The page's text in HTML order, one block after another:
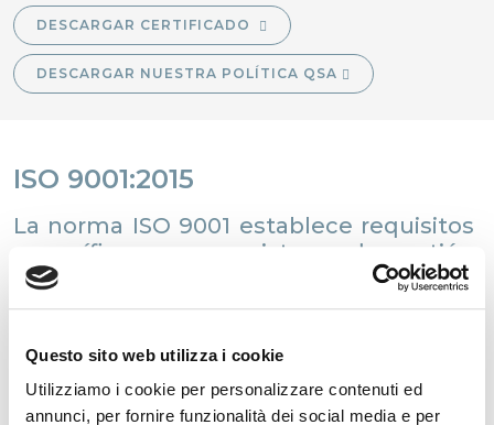
Questo sito web utilizza i cookie
Utilizziamo i cookie per personalizzare contenuti ed
annunci, per fornire funzionalità dei social media e per
DESCARGAR CERTIFICADO
DESCARGAR NUESTRA POLÍTICA QSA
ISO 9001:2015
La norma ISO 9001 establece requisitos
específicos para un sistema de gestión
de la calidad que mejore la capacidad
de una organización para suministrar
sistemáticamente a los clientes, así
como los requisitos legales y
reglamentarios.